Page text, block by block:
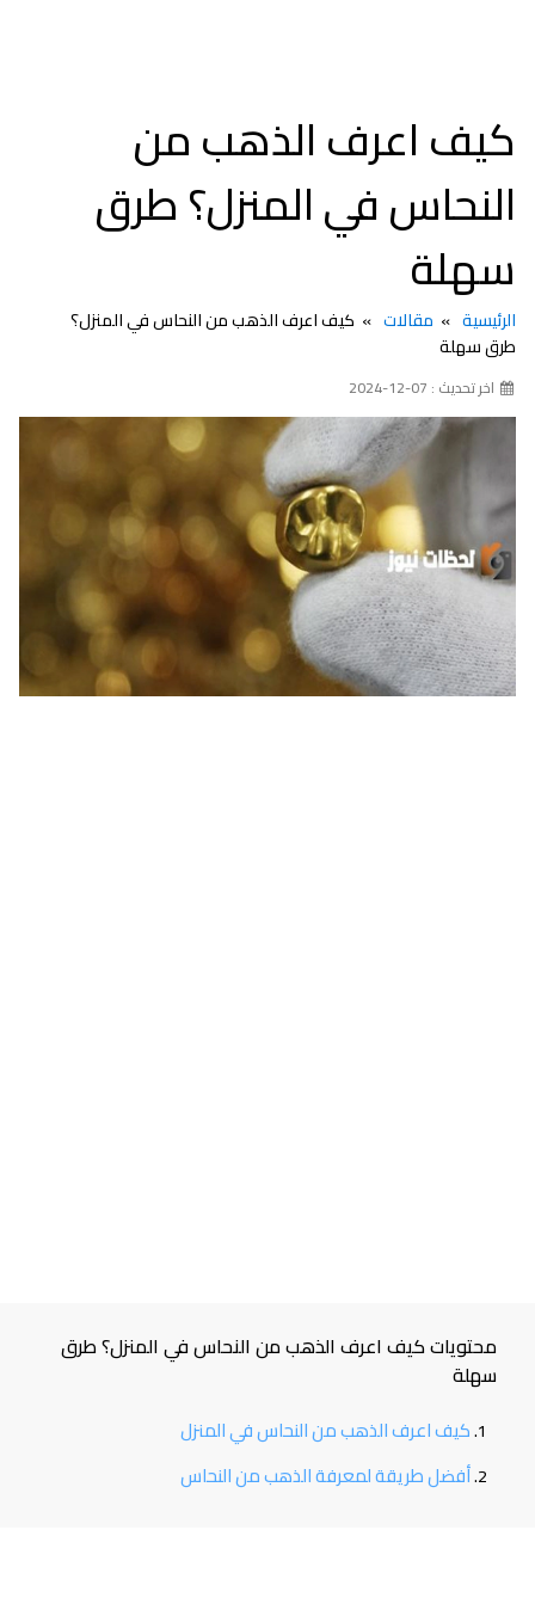
كيف اعرف الذهب من
النحاس في المنزل؟ طرق
سهلة
الرئيسية مقالات
كيف اعرف الذهب من النحاس في المنزل؟
طرق سهلة
اخر تحديث : 07-12-2024
محتويات كيف اعرف الذهب من النحاس في المنزل؟ طرق
سهلة
كيف اعرف الذهب من النحاس في المنزل
أفضل طريقة لمعرفة الذهب من النحاس